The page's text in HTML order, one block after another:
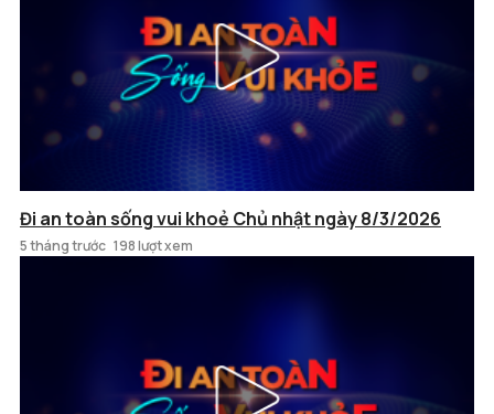
Đi an toàn sống vui khoẻ Chủ nhật ngày 8/3/2026
5 tháng trước 198 lượt xem